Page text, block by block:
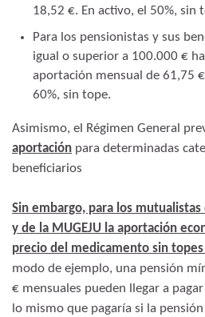
18,52 €. En activo, el 50%, sin
Para los pensionistas y sus
igual o superior a 100.000 €
aportación mensual de 61,75
60%, sin tope.
Asimismo, el Régimen General
aportación para determinadas
beneficiarios
Sin embargo, para los mutualistas
y de la MUGEJU la aportación
precio del medicamento sin
modo de ejemplo, una pensión
€ mensuales pueden llegar a
lo mismo que pagaría si la